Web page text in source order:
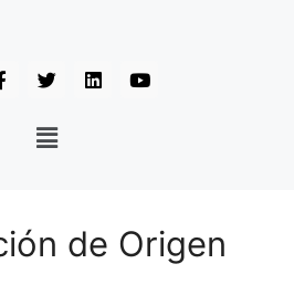
de Origen